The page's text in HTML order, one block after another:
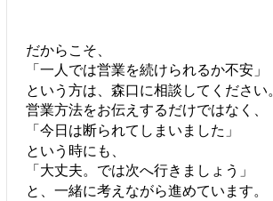
だからこそ、
「一人では営業を続けられるか不安」
という方は、森口に相談してください。
営業方法をお伝えするだけではなく、
「今日は断られてしまいました」
という時にも、
「大丈夫。では次へ行きましょう」
と、一緒に考えながら進めています。